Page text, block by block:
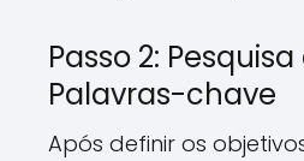
Passo 2:
Palavras-chave
Após definir os